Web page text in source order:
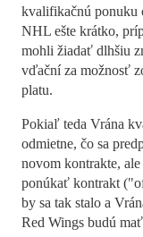
kvalifikačnú ponuku
NHL ešte krátko,
mohli žiadať dlhšiu
vďační za možnosť
platu.
Pokiaľ teda Vrána
odmietne, čo sa
novom kontrakte,
ponúkať kontrakt
by sa tak stalo a
Red Wings budú